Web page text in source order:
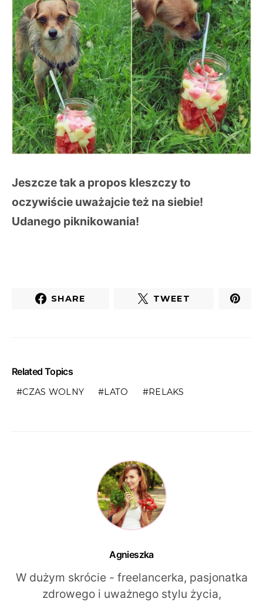
Jeszcze tak a propos kleszczy to
oczywiście uważajcie też na siebie!
Udanego piknikowania!
SHARE TWEET
Related Topics
CZAS WOLNY LATO RELAKS
Agnieszka
W dużym skrócie - freelancerka, pasjonatka
zdrowego i uważnego stylu życia,